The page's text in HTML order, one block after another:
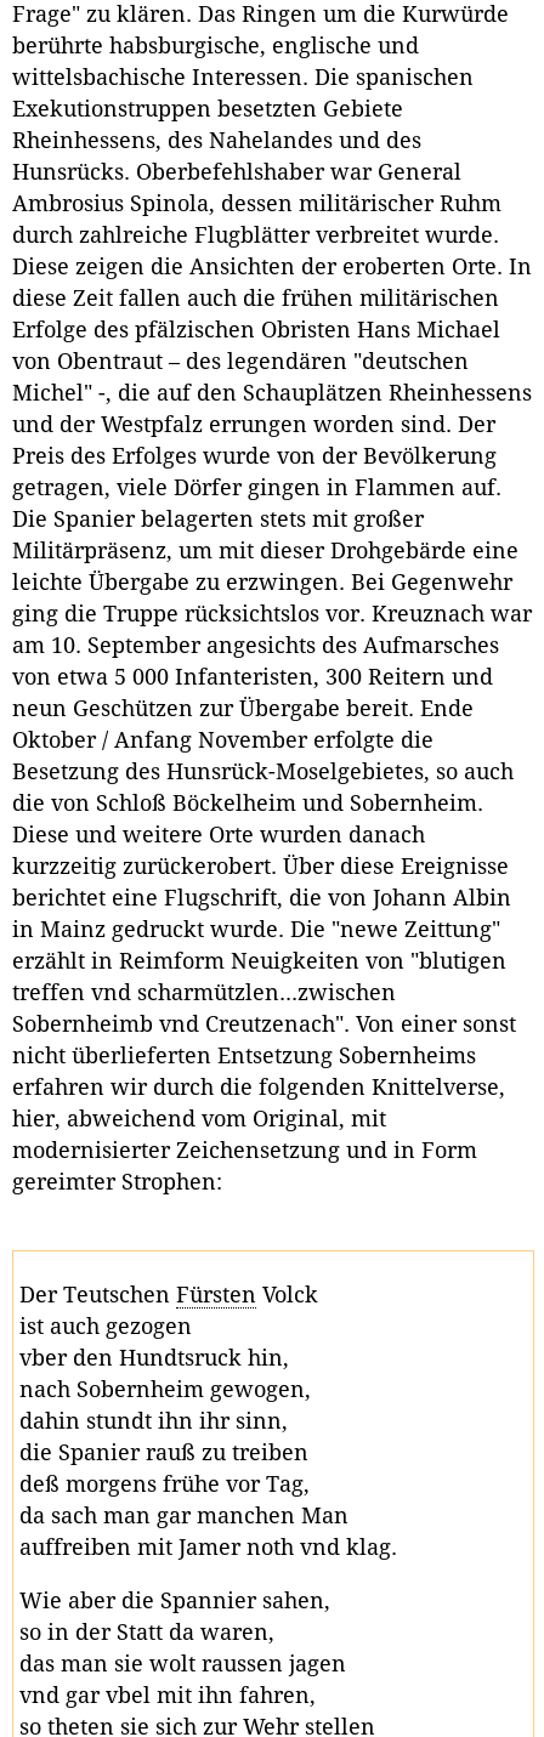
Frage" zu klären. Das Ringen um die Kurwürde
berührte habsburgische, englische und
wittelsbachische Interessen. Die spanischen
Exekutionstruppen besetzten Gebiete
Rheinhessens, des Nahelandes und des
Hunsrücks. Oberbefehlshaber war General
Ambrosius Spinola, dessen militärischer Ruhm
durch zahlreiche Flugblätter verbreitet wurde.
Diese zeigen die Ansichten der eroberten Orte. In
diese Zeit fallen auch die frühen militärischen
Erfolge des pfälzischen Obristen Hans Michael
von Obentraut – des legendären "deutschen
Michel" -, die auf den Schauplätzen Rheinhessens
und der Westpfalz errungen worden sind. Der
Preis des Erfolges wurde von der Bevölkerung
getragen, viele Dörfer gingen in Flammen auf.
Die Spanier belagerten stets mit großer
Militärpräsenz, um mit dieser Drohgebärde eine
leichte Übergabe zu erzwingen. Bei Gegenwehr
ging die Truppe rücksichtslos vor. Kreuznach war
am 10. September angesichts des Aufmarsches
von etwa 5 000 Infanteristen, 300 Reitern und
neun Geschützen zur Übergabe bereit. Ende
Oktober / Anfang November erfolgte die
Besetzung des Hunsrück-Moselgebietes, so auch
die von Schloß Böckelheim und Sobernheim.
Diese und weitere Orte wurden danach
kurzzeitig zurückerobert. Über diese Ereignisse
berichtet eine Flugschrift, die von Johann Albin
in Mainz gedruckt wurde. Die "newe Zeittung"
erzählt in Reimform Neuigkeiten von "blutigen
treffen vnd scharmützlen...zwischen
Sobernheimb vnd Creutzenach". Von einer sonst
nicht überlieferten Entsetzung Sobernheims
erfahren wir durch die folgenden Knittelverse,
hier, abweichend vom Original, mit
modernisierter Zeichensetzung und in Form
gereimter Strophen:
Der Teutschen Fürsten Volck
ist auch gezogen
vber den Hundtsruck hin,
nach Sobernheim gewogen,
dahin stundt ihn ihr sinn,
die Spanier rauß zu treiben
deß morgens frühe vor Tag,
da sach man gar manchen Man
auffreiben mit Jamer noth vnd klag.
Wie aber die Spannier sahen,
so in der Statt da waren,
das man sie wolt raussen jagen
vnd gar vbel mit ihn fahren,
so theten sie sich zur Wehr stellen